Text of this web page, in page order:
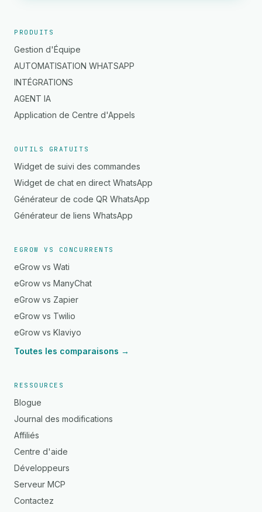
PRODUITS
Gestion d'Équipe
AUTOMATISATION WHATSAPP
INTÉGRATIONS
AGENT IA
Application de Centre d'Appels
OUTILS GRATUITS
Widget de suivi des commandes
Widget de chat en direct WhatsApp
Générateur de code QR WhatsApp
Générateur de liens WhatsApp
EGROW VS CONCURRENTS
eGrow vs Wati
eGrow vs ManyChat
eGrow vs Zapier
eGrow vs Twilio
eGrow vs Klaviyo
Toutes les comparaisons →
RESSOURCES
Blogue
Journal des modifications
Affiliés
Centre d'aide
Développeurs
Serveur MCP
Contactez